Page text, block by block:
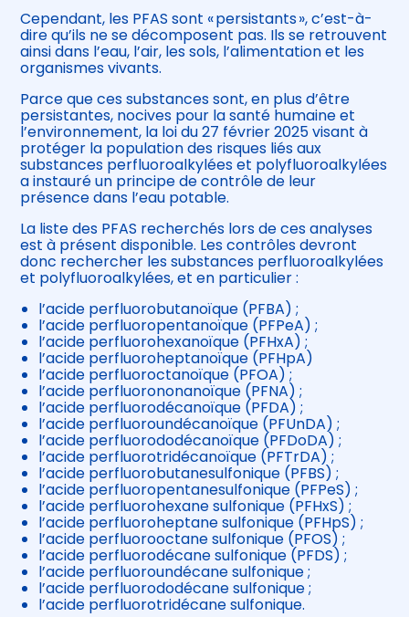
Cependant, les PFAS sont « persistants », c’est-à-
dire qu’ils ne se décomposent pas. Ils se retrouvent
ainsi dans l’eau, l’air, les sols, l’alimentation et les
organismes vivants.
Parce que ces substances sont, en plus d’être
persistantes, nocives pour la santé humaine et
l’environnement, la loi du 27 février 2025 visant à
protéger la population des risques liés aux
substances perfluoroalkylées et polyfluoroalkylées
a instauré un principe de contrôle de leur
présence dans l’eau potable.
La liste des PFAS recherchés lors de ces analyses
est à présent disponible. Les contrôles devront
donc rechercher les substances perfluoroalkylées
et polyfluoroalkylées, et en particulier :
l’acide perfluorobutanoïque (PFBA) ;
l’acide perfluoropentanoïque (PFPeA) ;
l’acide perfluorohexanoïque (PFHxA) ;
l’acide perfluoroheptanoïque (PFHpA)
l’acide perfluoroctanoïque (PFOA) ;
l’acide perfluorononanoïque (PFNA) ;
l’acide perfluorodécanoïque (PFDA) ;
l’acide perfluoroundécanoïque (PFUnDA) ;
l’acide perfluorododécanoïque (PFDoDA) ;
l’acide perfluorotridécanoïque (PFTrDA) ;
l’acide perfluorobutanesulfonique (PFBS) ;
l’acide perfluoropentanesulfonique (PFPeS) ;
l’acide perfluorohexane sulfonique (PFHxS) ;
l’acide perfluoroheptane sulfonique (PFHpS) ;
l’acide perfluorooctane sulfonique (PFOS) ;
l’acide perfluorodécane sulfonique (PFDS) ;
l’acide perfluoroundécane sulfonique ;
l’acide perfluorododécane sulfonique ;
l’acide perfluorotridécane sulfonique.